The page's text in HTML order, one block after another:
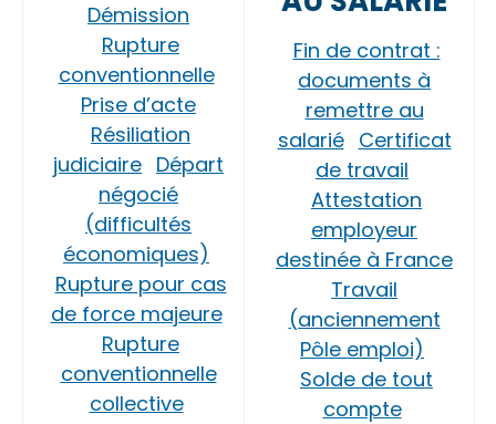
Démission
Rupture
conventionnelle
Prise d’acte
Résiliation
judiciaire Départ
négocié
(difficultés
économiques)
Rupture pour cas
de force majeure
Rupture
conventionnelle
collective
Fin de contrat :
documents à
remettre au
salarié Certificat
de travail
Attestation
employeur
destinée à France
Travail
(anciennement
Pôle emploi)
Solde de tout
compte